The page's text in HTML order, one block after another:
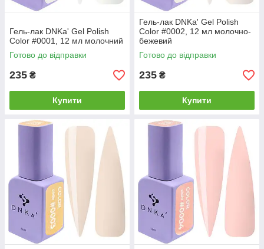
Гель-лак DNKa' Gel Polish
Color #0001, 12 мл молочний
Готово до відправки
235 ₴
Купити
Гель-лак DNKa' Gel Polish
Color #0002, 12 мл молочно-
бежевий
Готово до відправки
235 ₴
Купити